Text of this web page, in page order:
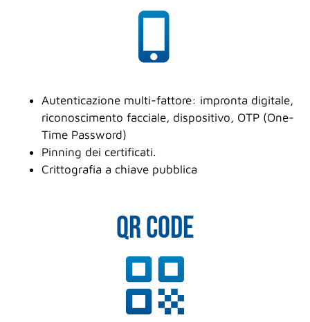
Autenticazione multi-fattore: impronta digitale,
riconoscimento facciale, dispositivo, OTP (One-
Time Password)
Pinning dei certificati.
Crittografia a chiave pubblica
QR CODE